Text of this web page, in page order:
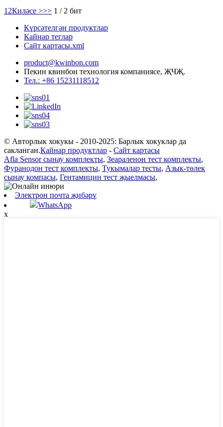
1 2Киләсе >>> 1 / 2 бит
Күрсәтелгән продуктлар
Кайнар теглар
Сайт картасы.xml
product@kwinbon.com
Пекин квинбон технология компаниясе, ҖЧҖ.
Тел.: +86 15231118512
© Авторлык хокукы - 2010-2025: Барлык хокуклар да
сакланган.Кайнар продуктлар - Сайт картасы
Afla Sensor сынау комплекты, Зеараленон тест комплекты,
Фуранодон тест комплекты, Тукымалар тесты, Азык-төлек
сынау компасы, Гентамицин тест җыелмасы,
Электрон почта җибәрү
WhatsApp
x